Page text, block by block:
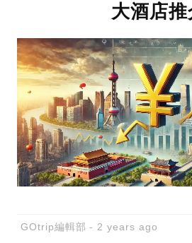
大酒店推
GOtrip編輯部 2 years ago